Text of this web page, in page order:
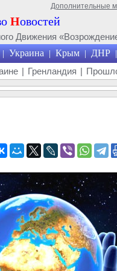
Дополнительные
Новостей
Движения
| Украина | Крым | ДНР |
| Гренландия |